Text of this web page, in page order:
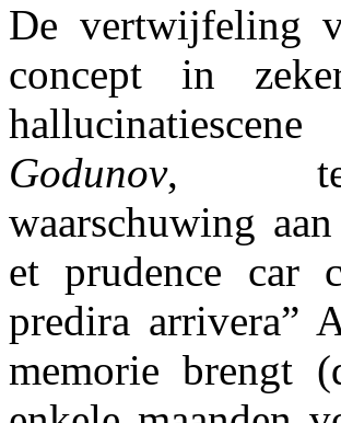
De vertwijfeling
concept in
Godunov,
waarschuwing
et prudence car
predira arrivera”
memorie brengt